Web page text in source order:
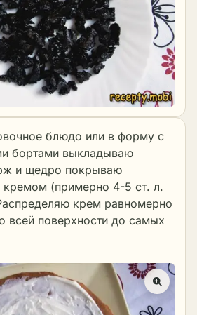
блюдо или в форму с
бортами выкладываю
и щедро покрываю
(примерно 4-5 ст. л.
крем равномерно
всей поверхности до самых